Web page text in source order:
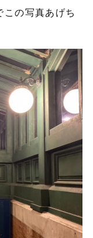
の写真あげち